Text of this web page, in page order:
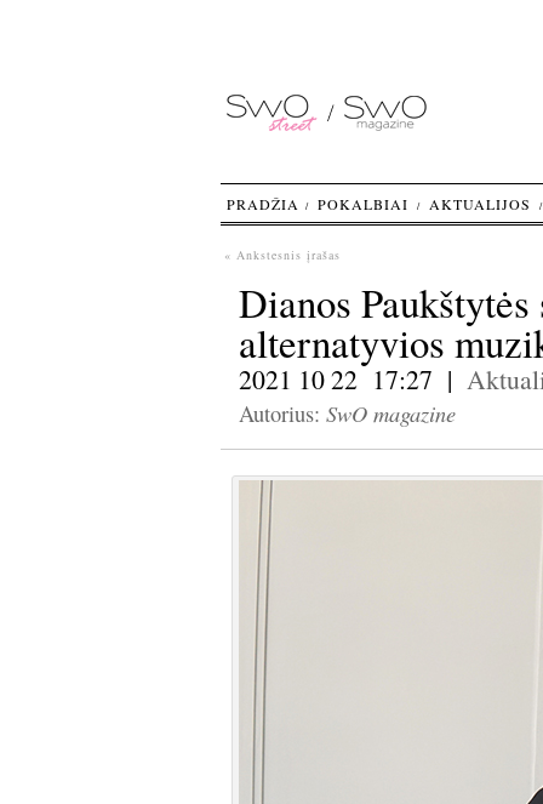
« Ankstesnis įrašas
Dianos
alternatyvios
2021 10 22 17:27 |
Autorius: SwO magazine
PRADŽIA POKALBIAI AKTUALIJOS